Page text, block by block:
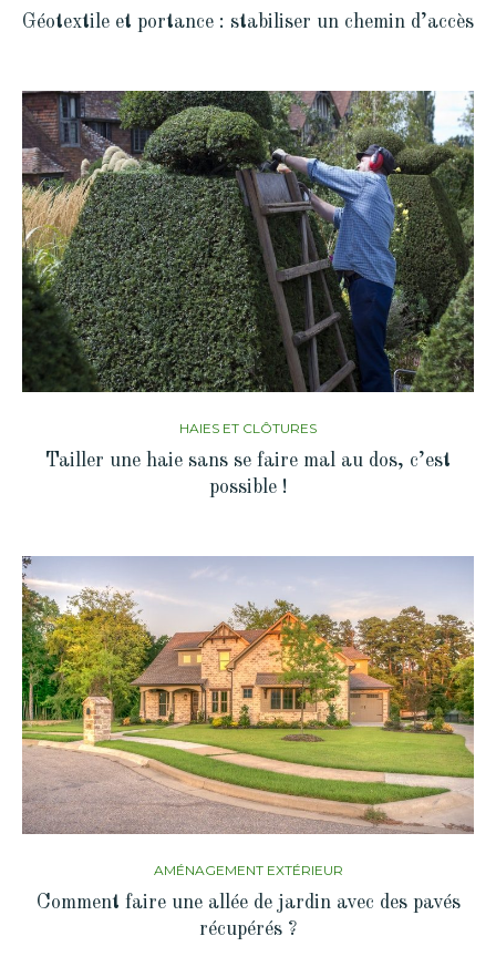
Géotextile et portance : stabiliser un chemin d’accès
HAIES ET CLÔTURES
Tailler une haie sans se faire mal au dos, c’est
possible !
AMÉNAGEMENT EXTÉRIEUR
Comment faire une allée de jardin avec des pavés
récupérés ?